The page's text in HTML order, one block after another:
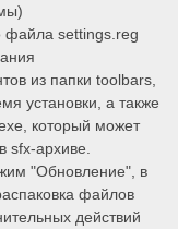
файла settings.reg
из папки toolbars,
установки, а также
который может
sfx-архиве.
"Обновление", в
файлов
действий